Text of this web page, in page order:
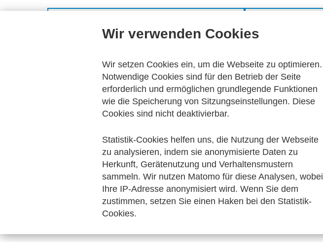
Wir verwenden Cookies
Wir setzen Cookies ein, um die Webseite zu optimieren.
Notwendige Cookies sind für den Betrieb der Seite
erforderlich und ermöglichen grundlegende Funktionen
wie die Speicherung von Sitzungseinstellungen. Diese
Cookies sind nicht deaktivierbar.
Statistik-Cookies helfen uns, die Nutzung der Webseite
zu analysieren, indem sie anonymisierte Daten zu
Herkunft, Gerätenutzung und Verhaltensmustern
sammeln. Wir nutzen Matomo für diese Analysen, wobei
Ihre IP-Adresse anonymisiert wird. Wenn Sie dem
zustimmen, setzen Sie einen Haken bei den Statistik-
Cookies.